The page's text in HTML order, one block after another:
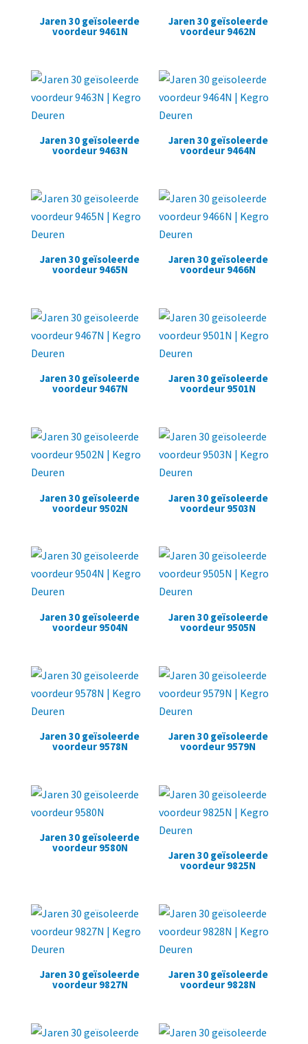
Jaren 30 geïsoleerde
voordeur 9461N
Jaren 30 geïsoleerde
voordeur 9462N
Jaren 30 geïsoleerde
voordeur 9463N
Jaren 30 geïsoleerde
voordeur 9464N
Jaren 30 geïsoleerde
voordeur 9465N
Jaren 30 geïsoleerde
voordeur 9466N
Jaren 30 geïsoleerde
voordeur 9467N
Jaren 30 geïsoleerde
voordeur 9501N
Jaren 30 geïsoleerde
voordeur 9502N
Jaren 30 geïsoleerde
voordeur 9503N
Jaren 30 geïsoleerde
voordeur 9504N
Jaren 30 geïsoleerde
voordeur 9505N
Jaren 30 geïsoleerde
voordeur 9578N
Jaren 30 geïsoleerde
voordeur 9579N
Jaren 30 geïsoleerde
voordeur 9580N
Jaren 30 geïsoleerde
voordeur 9825N
Jaren 30 geïsoleerde
voordeur 9827N
Jaren 30 geïsoleerde
voordeur 9828N